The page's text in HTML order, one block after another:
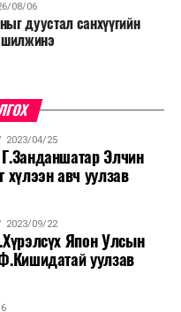
08/06
дуустал санхүүгийн
шилжинэ
2023/04/25
Элчин
хүлээн авч уулзав
2023/09/22
Япон Улсын
уулзав